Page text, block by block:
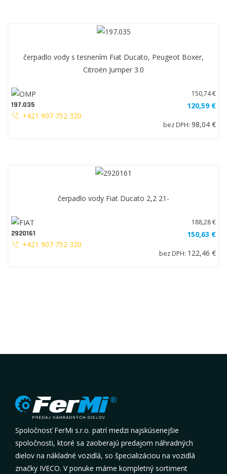
čerpadlo vody s tesnením Fiat Ducato, Peugeot Boxer,
Citroën Jumper 3.0
197.035
+421 907 752 320
150,74 €
120,59 €
bez DPH: 98,04 €
čerpadlo vody Fiat Ducato 2,2 21-
2920161
+421 907 752 320
188,28 €
150,63 €
bez DPH: 122,46 €
Spoločnosť FerMi s.r.o. patrí medzi najskúsenejšie
spoločnosti, ktoré sa zaoberajú predajom náhradných
dielov na nákladné vozidlá, so špecializáciou na vozidlá
značky IVECO. V ponuke máme kompletný sortiment